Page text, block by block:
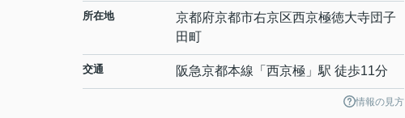
所在地 京都府京都市右京区西京極徳大寺団子
田町
交通 阪急京都本線 「 西京極 」駅 徒歩11分
情報の見方